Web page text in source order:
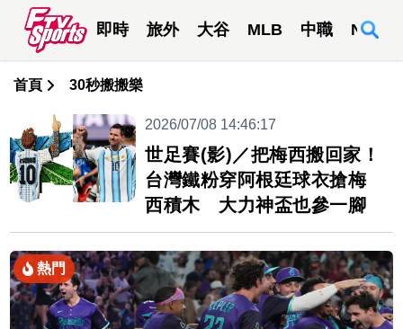
即時 旅外 大谷 MLB 中職 NBA
首頁 30秒搬搬樂
2026/07/08 14:46:17
世足賽(影)／把梅西搬回家！
台灣鐵粉穿阿根廷球衣搶梅
西積木 大力神盃也參一腳
熱門